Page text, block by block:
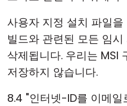
사용자 지정 설치 파일
빌드와 관련된 모든 임
삭제됩니다. 우리는 MSI
저장하지 않습니다.
8.4 "인터넷-ID를 이메일